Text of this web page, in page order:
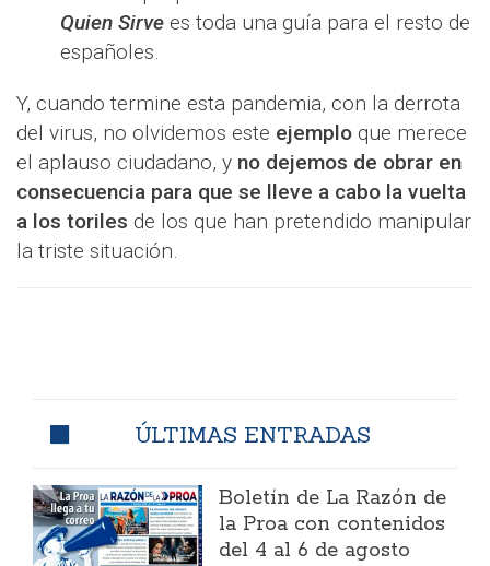
Quien Sirve es toda una guía para el resto de
españoles.
Y, cuando termine esta pandemia, con la derrota
del virus, no olvidemos este ejemplo que merece
el aplauso ciudadano, y no dejemos de obrar en
consecuencia para que se lleve a cabo la vuelta
a los toriles de los que han pretendido manipular
la triste situación.
ÚLTIMAS ENTRADAS
Boletín de La Razón de
la Proa con contenidos
del 4 al 6 de agosto